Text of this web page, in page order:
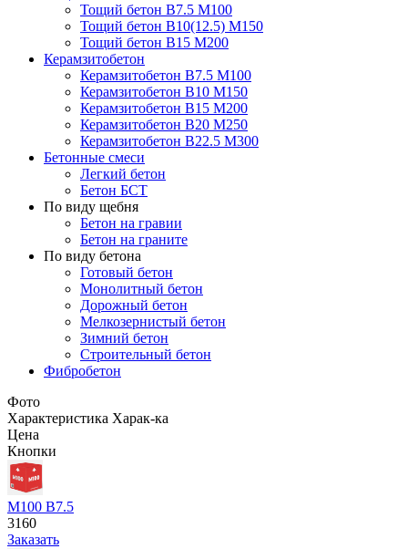
Тощий бетон В7.5 М100
Тощий бетон В10(12.5) М150
Тощий бетон В15 М200
Керамзитобетон
Керамзитобетон В7.5 М100
Керамзитобетон В10 М150
Керамзитобетон В15 М200
Керамзитобетон В20 М250
Керамзитобетон В22.5 М300
Бетонные смеси
Легкий бетон
Бетон БСТ
По виду щебня
Бетон на гравии
Бетон на граните
По виду бетона
Готовый бетон
Монолитный бетон
Дорожный бетон
Мелкозернистый бетон
Зимний бетон
Строительный бетон
Фибробетон
Фото
Характеристика Харак-ка
Цена
Кнопки
М100 В7.5
3160
Заказать